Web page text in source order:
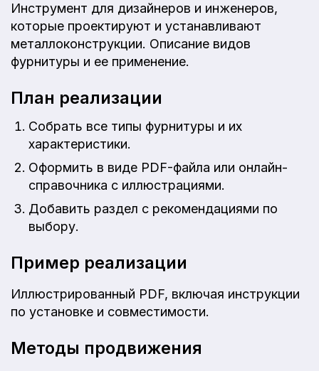
Инструмент для дизайнеров и инженеров,
которые проектируют и устанавливают
металлоконструкции. Описание видов
фурнитуры и ее применение.
План реализации
Собрать все типы фурнитуры и их
характеристики.
Оформить в виде PDF-файла или онлайн-
справочника с иллюстрациями.
Добавить раздел с рекомендациями по
выбору.
Пример реализации
Иллюстрированный PDF, включая инструкции
по установке и совместимости.
Методы продвижения